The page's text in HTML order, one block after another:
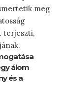
meg
terjeszti,
álom
és a